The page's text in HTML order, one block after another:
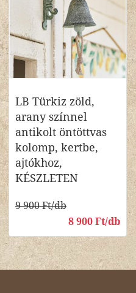
LB Türkiz zöld,
arany színnel
antikolt öntöttvas
kolomp, kertbe,
ajtókhoz,
KÉSZLETEN
9 900 Ft/db
8 900 Ft/db